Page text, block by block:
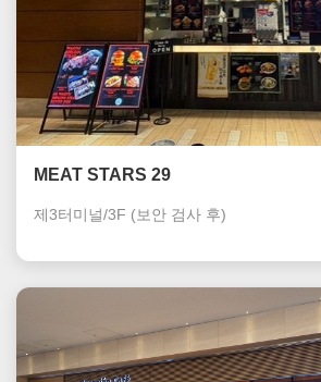
MEAT STARS 29
제3터미널/3F (보안 검사 후)